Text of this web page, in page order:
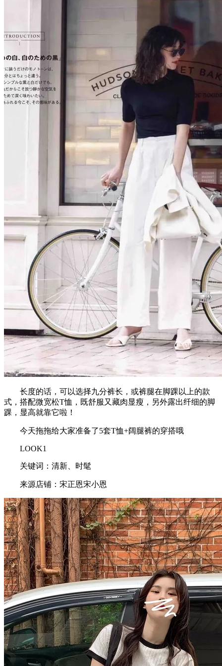
长度的话，可以选择九分裤长，或裤腿在脚踝以上的款
式，搭配微宽松T恤，既舒服又藏肉显瘦，另外露出纤细的脚
踝，显高就靠它啦！
今天拖拖给大家准备了5套T恤+阔腿裤的穿搭哦
LOOK1
关键词：清新、时髦
来源店铺：宋正恩宋小恩